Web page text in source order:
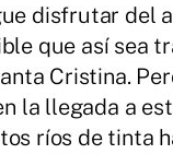
disfrutar del
que así sea
Cristina.
la llegada a
ríos de tinta